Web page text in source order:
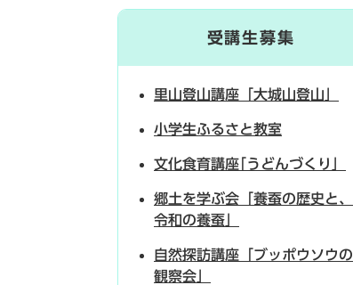
受講生募集
里山登山講座「大城山登山」
小学生ふるさと教室
文化食育講座｢うどんづくり」
郷土を学ぶ会「養蚕の歴史と、
令和の養蚕」
自然探訪講座「ブッポウソウの
観察会」